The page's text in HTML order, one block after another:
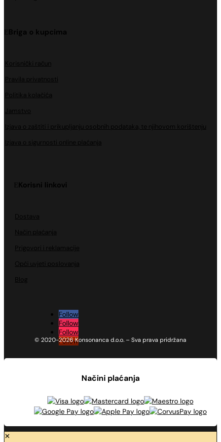
Briga o kupcima
Korisnički račun
Pravila privatnosti
Politika kolačića
Jamstvo
Izjava o zaštiti i prikupljanju osobnih podataka, te njihovom korištenju
Izjava o sigurnosti online plaćanja
Korisni linkovi
Dostava
Način plaćanja
Prigovori i reklamacije
Opći uvjeti poslovanja
Blog
Follow
Follow
Follow
Follow
© 2020-2026 Konsonanca d.o.o. – Sva prava pridržana
Načini plaćanja
✕